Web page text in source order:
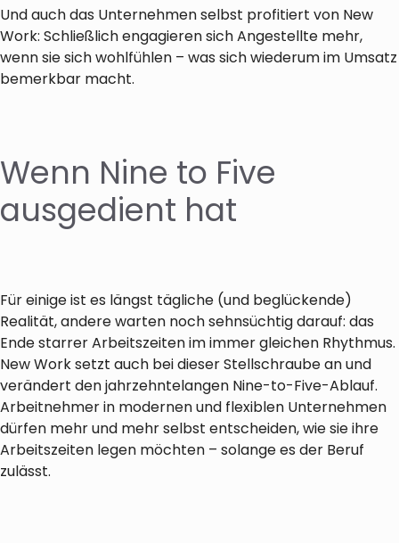
Und auch das Unternehmen selbst profitiert von New
Work: Schließlich engagieren sich Angestellte mehr,
wenn sie sich wohlfühlen – was sich wiederum im Umsatz
bemerkbar macht.
Wenn Nine to Five
ausgedient hat
Für einige ist es längst tägliche (und beglückende)
Realität, andere warten noch sehnsüchtig darauf: das
Ende starrer Arbeitszeiten im immer gleichen Rhythmus.
New Work setzt auch bei dieser Stellschraube an und
verändert den jahrzehntelangen Nine-to-Five-Ablauf.
Arbeitnehmer in modernen und flexiblen Unternehmen
dürfen mehr und mehr selbst entscheiden, wie sie ihre
Arbeitszeiten legen möchten – solange es der Beruf
zulässt.